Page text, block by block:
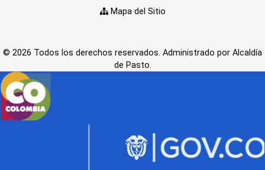
Mapa del Sitio
© 2026 Todos los derechos reservados. Administrado por Alcaldía
de Pasto.